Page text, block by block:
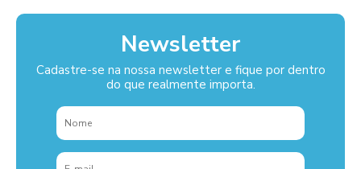
Newsletter
Cadastre-se na nossa newsletter e fique por dentro
do que realmente importa.